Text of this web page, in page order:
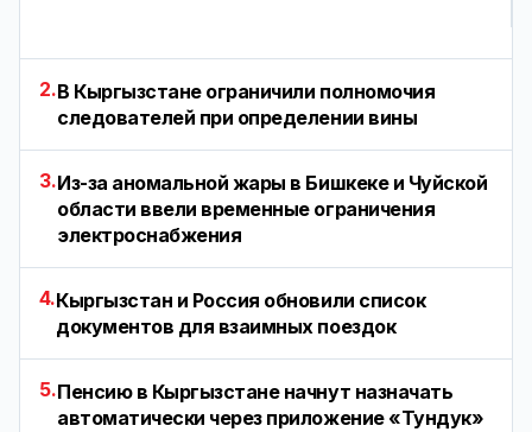
2.В Кыргызстане ограничили полномочия
следователей при определении вины
3.Из-за аномальной жары в Бишкеке и Чуйской
области ввели временные ограничения
электроснабжения
4.Кыргызстан и Россия обновили список
документов для взаимных поездок
5.Пенсию в Кыргызстане начнут назначать
автоматически через приложение «Тундук»